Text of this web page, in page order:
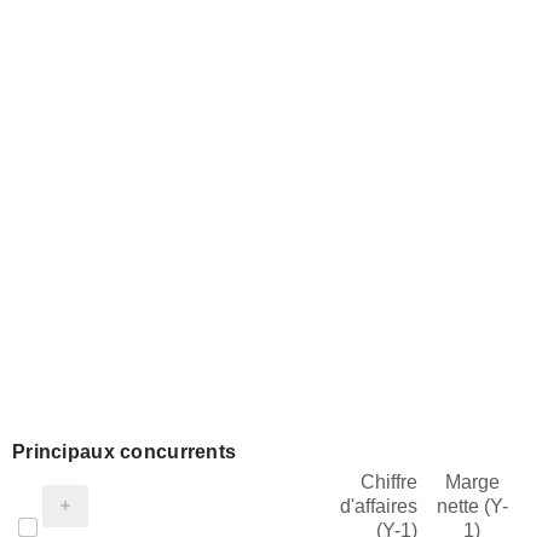
Principaux concurrents
Chiffre
d'affaires
(Y-1)
Marge
nette (Y-
1)